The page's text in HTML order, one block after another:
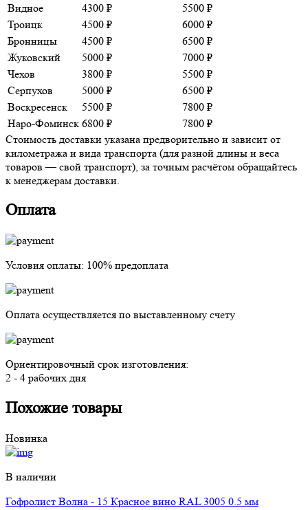
Видное
4300 ₽
5500 ₽
Троицк
4500 ₽
6000 ₽
Бронницы
4500 ₽
6500 ₽
Жуковский
5000 ₽
7000 ₽
Чехов
3800 ₽
5500 ₽
Серпухов
5000 ₽
6500 ₽
Воскресенск
5500 ₽
7800 ₽
Наро-Фоминск 6800 ₽
7800 ₽
Стоимость доставки указана предворительно и зависит от
километража и вида транспорта (для разной длины и веса
товаров — свой транспорт), за точным расчётом обращайтесь
к менеджерам доставки.
Оплата
Условия оплаты: 100% предоплата
Оплата осуществляется по выставленному счету
Ориентировочный срок изготовления:
2 - 4 рабочих дня
Похожие товары
Новинка
В наличии
Гофролист Волна - 15 Красное вино RAL 3005 0.5 мм